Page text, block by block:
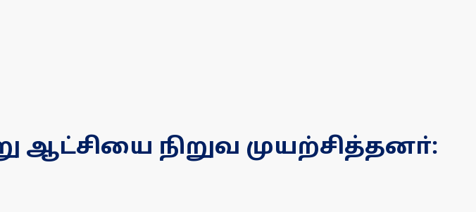
ஆட்சியை நிறுவ முயற்சித்தனா்: